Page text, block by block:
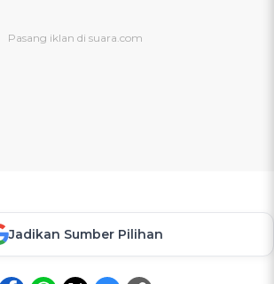
Jadikan Sumber Pilihan